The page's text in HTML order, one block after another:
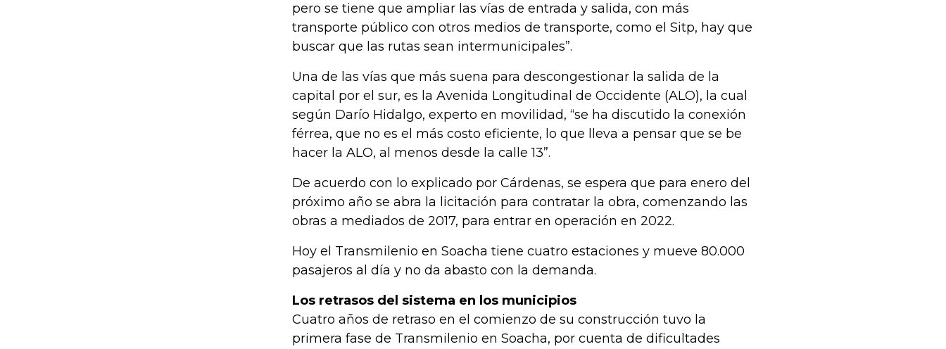
pero se tiene que ampliar las vías de entrada y salida, con más
transporte público con otros medios de transporte, como el Sitp, hay que
buscar que las rutas sean intermunicipales”.
Una de las vías que más suena para descongestionar la salida de la
capital por el sur, es la Avenida Longitudinal de Occidente (ALO), la cual
según Darío Hidalgo, experto en movilidad, “se ha discutido la conexión
férrea, que no es el más costo eficiente, lo que lleva a pensar que se be
hacer la ALO, al menos desde la calle 13”.
De acuerdo con lo explicado por Cárdenas, se espera que para enero del
próximo año se abra la licitación para contratar la obra, comenzando las
obras a mediados de 2017, para entrar en operación en 2022.
Hoy el Transmilenio en Soacha tiene cuatro estaciones y mueve 80.000
pasajeros al día y no da abasto con la demanda.
Los retrasos del sistema en los municipios
Cuatro años de retraso en el comienzo de su construcción tuvo la
primera fase de Transmilenio en Soacha, por cuenta de dificultades